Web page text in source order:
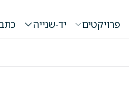
פרויקטים יד-שנייה